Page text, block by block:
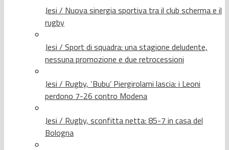
Jesi / Nuova sinergia sportiva tra il club scherma e il
rugby
Jesi / Sport di squadra: una stagione deludente,
nessuna promozione e due retrocessioni
Jesi / Rugby, ‘Bubu’ Piergirolami lascia: i Leoni
perdono 7-26 contro Modena
Jesi / Rugby, sconfitta netta: 85-7 in casa del
Bologna